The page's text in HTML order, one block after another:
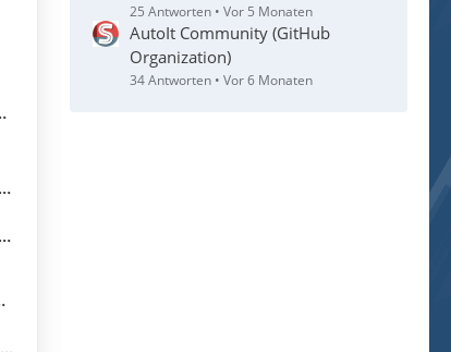
25 Antworten Vor 5 Monaten
AutoIt Community (GitHub
Organization)
34 Antworten Vor 6 Monaten